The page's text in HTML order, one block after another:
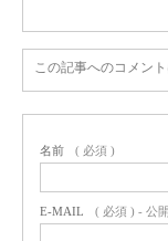
この記事へのコメント
名前 ( 必須 )
E-MAIL ( 必須 ) - 公